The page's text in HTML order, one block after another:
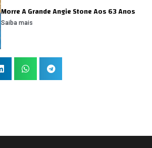
Morre A Grande Angie Stone Aos 63 Anos
Saiba mais